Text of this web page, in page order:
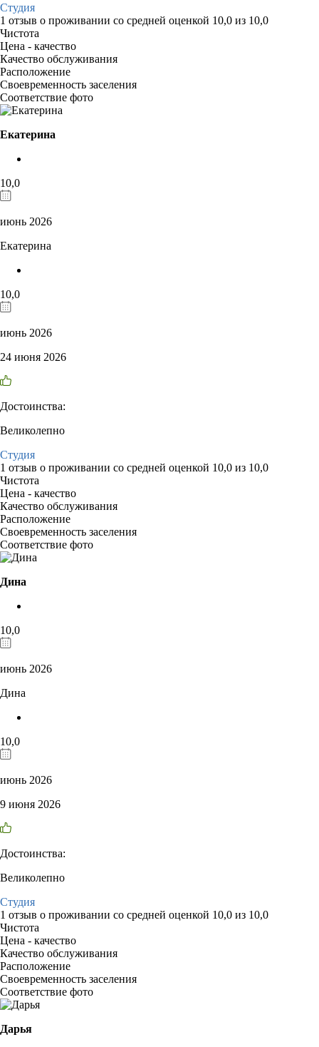
Студия
1 отзыв о проживании со средней оценкой 10,0 из 10,0
Чистота
Цена - качество
Качество обслуживания
Расположение
Своевременность заселения
Соответствие фото
Екатерина
10,0
июнь 2026
Екатерина
10,0
июнь 2026
24 июня 2026
Достоинства:
Великолепно
Студия
1 отзыв о проживании со средней оценкой 10,0 из 10,0
Чистота
Цена - качество
Качество обслуживания
Расположение
Своевременность заселения
Соответствие фото
Дина
10,0
июнь 2026
Дина
10,0
июнь 2026
9 июня 2026
Достоинства:
Великолепно
Студия
1 отзыв о проживании со средней оценкой 10,0 из 10,0
Чистота
Цена - качество
Качество обслуживания
Расположение
Своевременность заселения
Соответствие фото
Дарья